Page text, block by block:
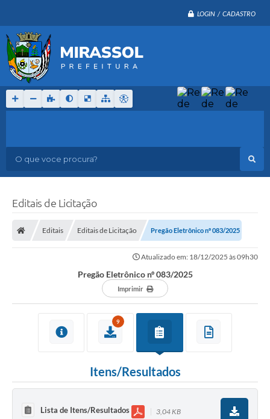
LOGIN / CADASTRO
O que voce procura?
Editais de Licitação
Editais Editais de Licitação Pregão Eletrônico nº 083/2025
Atualizado em: 18/12/2025 às 09h30
Pregão Eletrônico nº 083/2025
Imprimir
9
Itens/Resultados
Lista de Itens/Resultados 3,04 KB